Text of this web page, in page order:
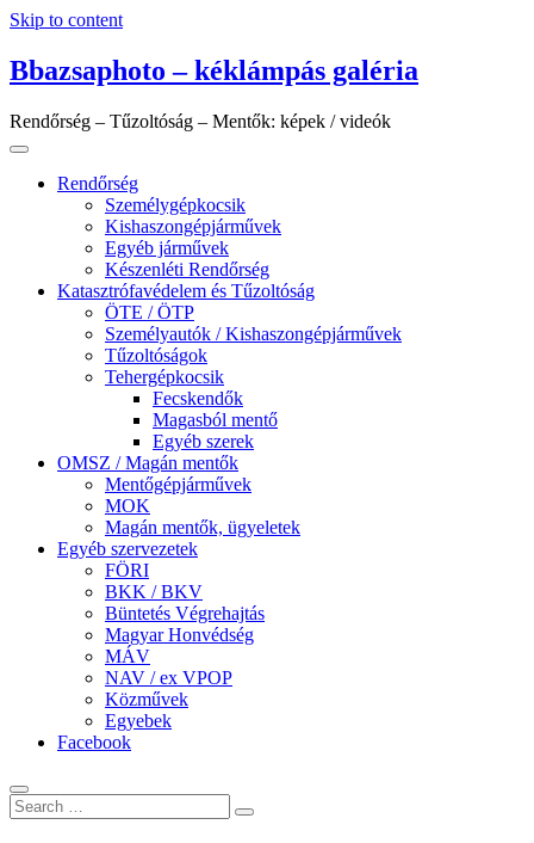
Skip to content
Bbazsaphoto – kéklámpás galéria
Rendőrség – Tűzoltóság – Mentők: képek / videók
Rendőrség
Személygépkocsik
Kishaszongépjárművek
Egyéb járművek
Készenléti Rendőrség
Katasztrófavédelem és Tűzoltóság
ÖTE / ÖTP
Személyautók / Kishaszongépjárművek
Tűzoltóságok
Tehergépkocsik
Fecskendők
Magasból mentő
Egyéb szerek
OMSZ / Magán mentők
Mentőgépjárművek
MOK
Magán mentők, ügyeletek
Egyéb szervezetek
FÖRI
BKK / BKV
Büntetés Végrehajtás
Magyar Honvédség
MÁV
NAV / ex VPOP
Közművek
Egyebek
Facebook